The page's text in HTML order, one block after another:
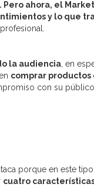
ahora, el
y lo que
la audiencia , en
comprar productos
con su
porque en este
cuatro